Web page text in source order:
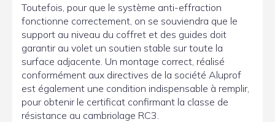
Toutefois, pour que le système anti-effraction
fonctionne correctement, on se souviendra que le
support au niveau du coffret et des guides doit
garantir au volet un soutien stable sur toute la
surface adjacente. Un montage correct, réalisé
conformément aux directives de la société Aluprof
est également une condition indispensable à remplir,
pour obtenir le certificat confirmant la classe de
résistance au cambriolage RC3.